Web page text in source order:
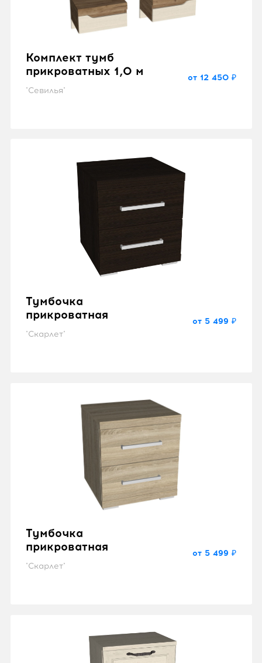
Комплект тумб
прикроватных 1,0 м
"Севилья"
от 12 450 ₽
Тумбочка
прикроватная
"Скарлет"
от 5 499 ₽
Тумбочка
прикроватная
"Скарлет"
от 5 499 ₽